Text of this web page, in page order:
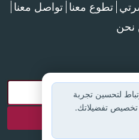
تطوع معنا تواصل معنا
نحن
لتحسين تجربة
تخصيص تفضيلاتك.